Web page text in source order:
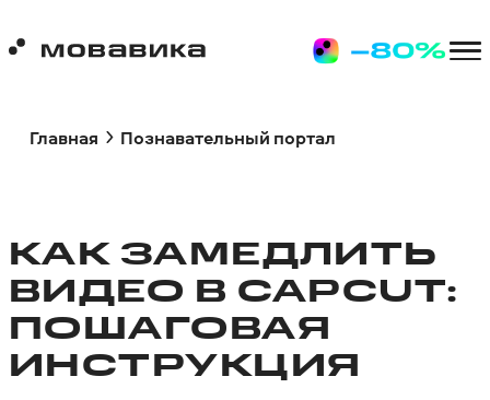
Главная Познавательный портал
КАК ЗАМЕДЛИТЬ
ВИДЕО В CAPCUT:
ПОШАГОВАЯ
ИНСТРУКЦИЯ